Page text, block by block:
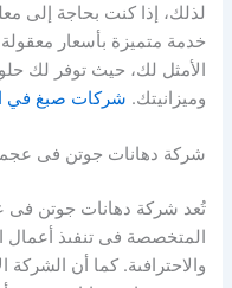
لذلك، إذا كنت بحاجة إلى
خدمة متميزة بأسعار
الأمثل لك، حيث توفر لك
وميزانيتك. شركات صبغ في
شركة دهانات جوتن فى
تُعد شركة دهانات جوتن
المتخصصة فى تنفىذ أعمال
والاحترافىة. كما أن